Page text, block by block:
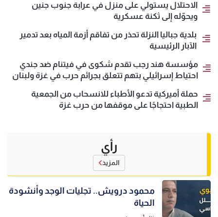
الاحتلال يستولي على منزل في عرابة جنوب جنين
ويحوّله إلى ثكنة عسكرية
بلدية جباليا النزلة تحذر من تفاقم أزمة المياه بعد تدمير
الآبار الرئيسية
مؤسسة هند رجب تقدم شكوى في فيتنام ضد جندي
احتياط إسرائيلي بتهم تتعلق بجرائم حرب في غزة ولبنان
حملة أميركية تدعو الأطباء للانسحاب من الجمعية
الطبية احتجاجًا على موقفها من حرب غزة
رأي
المزيد
محمود درويش.. تجليات الوجد وأنشودة
الحياة